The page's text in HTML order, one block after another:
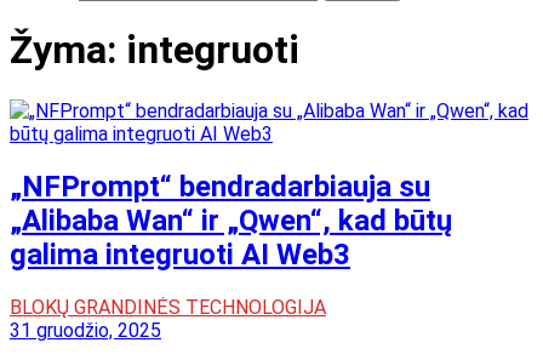
Žyma: integruoti
„NFPrompt“ bendradarbiauja su
„Alibaba Wan“ ir „Qwen“, kad būtų
galima integruoti AI Web3
BLOKŲ GRANDINĖS TECHNOLOGIJA
31 gruodžio, 2025